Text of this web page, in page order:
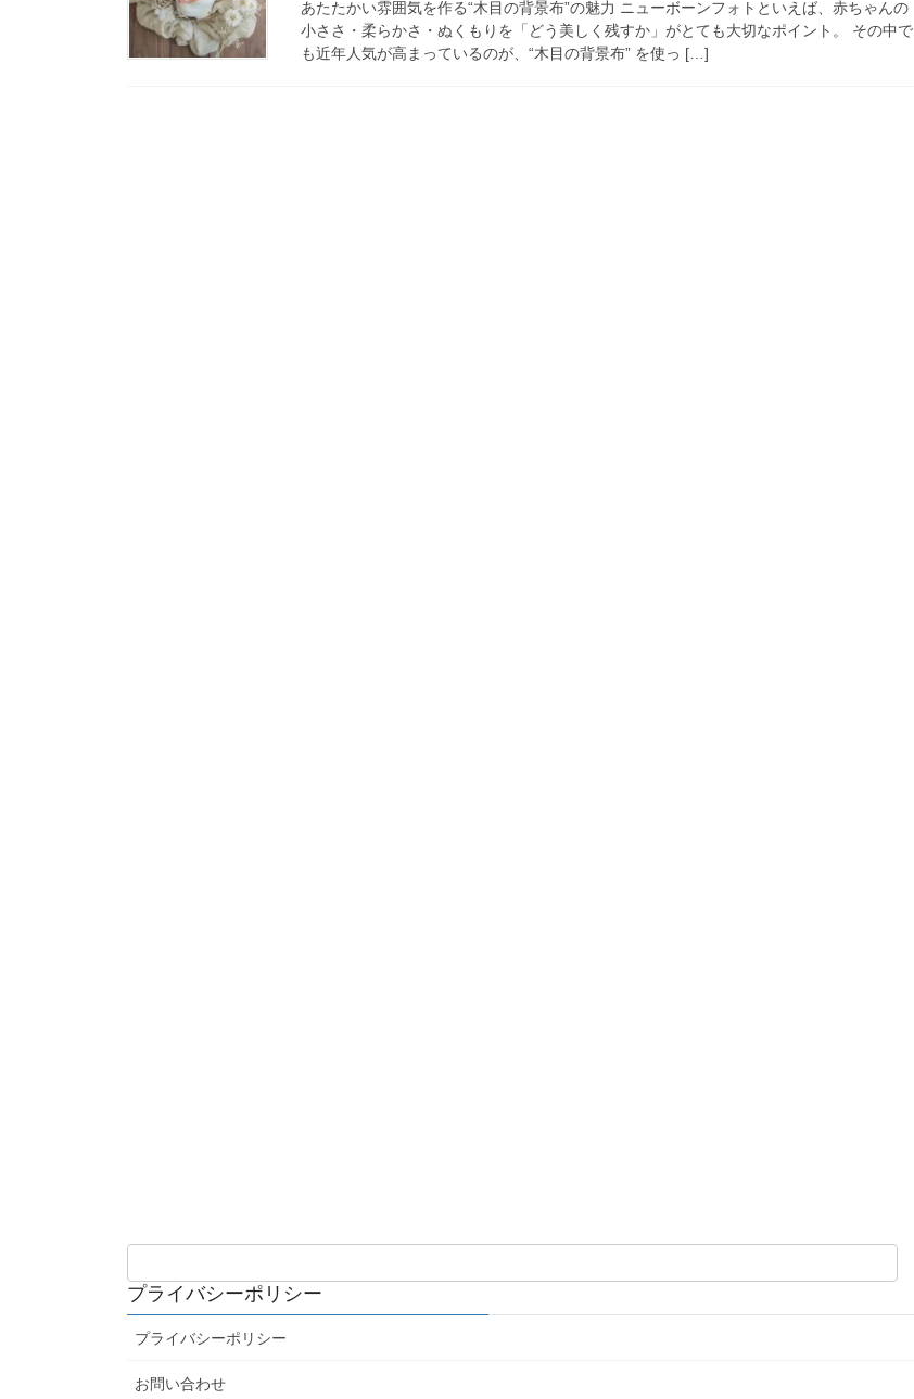
あたたかい雰囲気を作る“木目の背景布”の魅力 ニューボーンフォトといえば、赤ちゃんの
小ささ・柔らかさ・ぬくもりを「どう美しく残すか」がとても大切なポイント。 その中で
も近年人気が高まっているのが、“木目の背景布” を使っ […]
プライバシーポリシー
プライバシーポリシー
お問い合わせ